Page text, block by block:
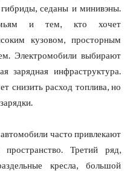
седаны и минивэны.
и тем, кто хочет
кузовом, просторным
Электромобили выбирают
зарядная инфраструктура.
снизить расход топлива, но
часто привлекают
Третий ряд,
кресла, большой